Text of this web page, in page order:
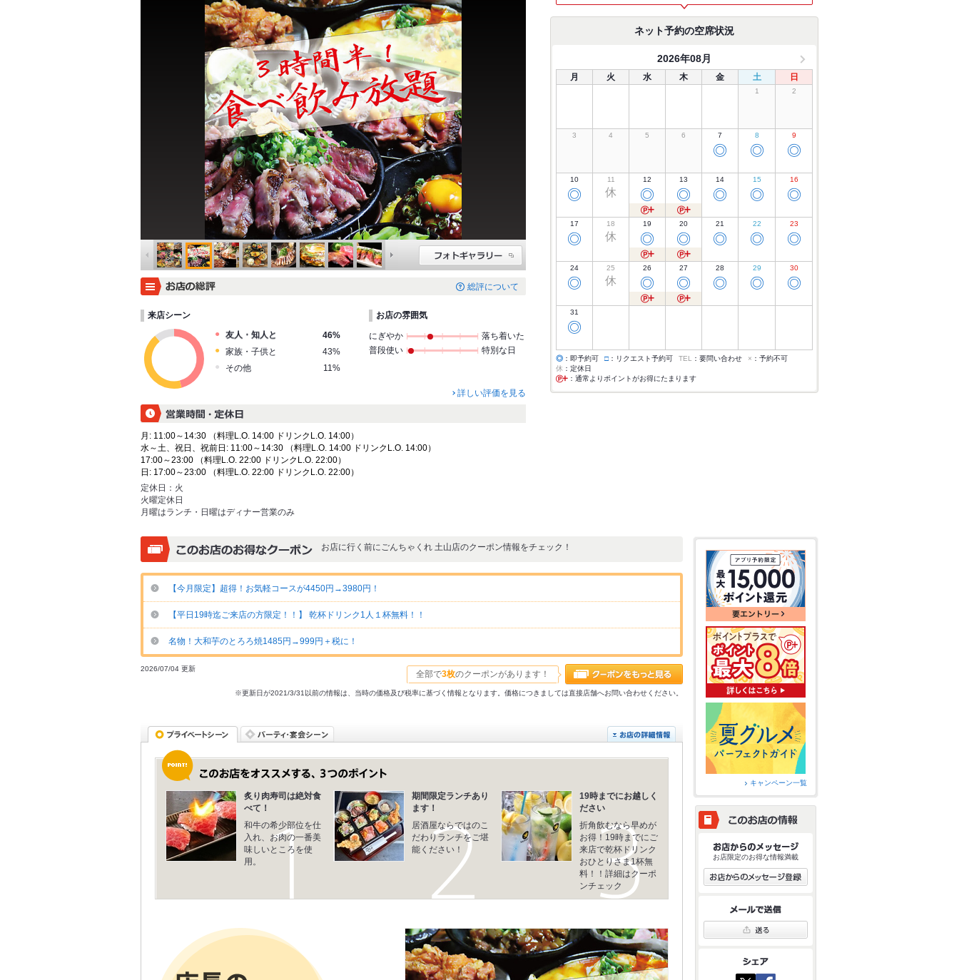
総評について
来店シーン
友人・知人と
46%
家族・子供と
43%
その他
11%
お店の雰囲気
にぎやか
落ち着いた
普段使い
特別な日
詳しい評価を見る
月: 11:00～14:30 （料理L.O. 14:00 ドリンクL.O. 14:00）
水～土、祝日、祝前日: 11:00～14:30 （料理L.O. 14:00 ドリンクL.O. 14:00）
17:00～23:00 （料理L.O. 22:00 ドリンクL.O. 22:00）
日: 17:00～23:00 （料理L.O. 22:00 ドリンクL.O. 22:00）
定休日： 火
火曜定休日
月曜はランチ・日曜はディナー営業のみ
ネット予約の空席状況
2026年08月
月 火 水 木 金 土 日
1 2
3 4 5 6 7
◎
8
◎
9
◎
10
◎
11
休
12
◎
13
◎
14
◎
15
◎
16
◎
17
◎
18
休
19
◎
20
◎
21
◎
22
◎
23
◎
24
◎
25
休
26
◎
27
◎
28
◎
29
◎
30
◎
31
◎
◎ ：即予約可 □ ：リクエスト予約可 TEL ：要問い合わせ × ：予約不可
休 ：定休日
：通常よりポイントがお得にたまります
お店に行く前にごんちゃくれ 土山店のクーポン情報をチェック！
【今月限定】超得！お気軽コースが4450円→3980円！
【平日19時迄ご来店の方限定！！】 乾杯ドリンク1人１杯無料！！
名物！大和芋のとろろ焼1485円→999円＋税に！
全部で3枚のクーポンがあります！
2026/07/04 更新
※更新日が2021/3/31以前の情報は、当時の価格及び税率に基づく情報となります。価格につきましては直接店舗へお問い合わせください。
炙り肉寿司は絶対食
べて！
和牛の希少部位を仕
入れ、お肉の一番美
味しいところを使
用。
期間限定ランチあり
ます！
居酒屋ならではのこ
だわりランチをご堪
能ください！
19時までにお越しく
ださい
折角飲むなら早めが
お得！19時までにご
来店で乾杯ドリンク
おひとりさま1杯無
料！！詳細はクーポ
ンチェック
キャンペーン一覧
お店限定のお得な情報満載